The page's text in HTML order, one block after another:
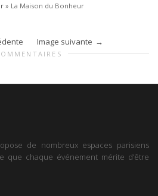
» La Maison du Bonheur
Image suivante
de nombreux espaces parisiens
que chaque événement mérite d’être